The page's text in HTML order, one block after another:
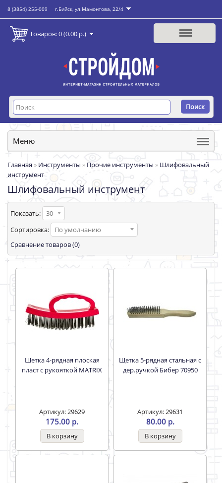
8 (3854) 255-009 г.Бийск, ул.Мамонтова, 22/4
Товаров: 0 (0.00 р.)
Поиск
Меню
Главная » Инструменты » Прочие инструменты » Шлифовальный
инструмент
Шлифовальный инструмент
Показать:
30
Сортировка:
По умолчанию
Сравнение товаров (0)
Щетка 4-рядная плоская
пласт с рукояткой MATRIX
Артикул: 29629
175.00 р.
Щетка 5-рядная стальная с
дер.ручкой Бибер 70950
Артикул: 29631
80.00 р.